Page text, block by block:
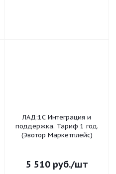
ЛАД:1С Интеграция и
поддержка. Тариф 1 год.
(Эвотор Маркетплейс)
5 510руб./шт